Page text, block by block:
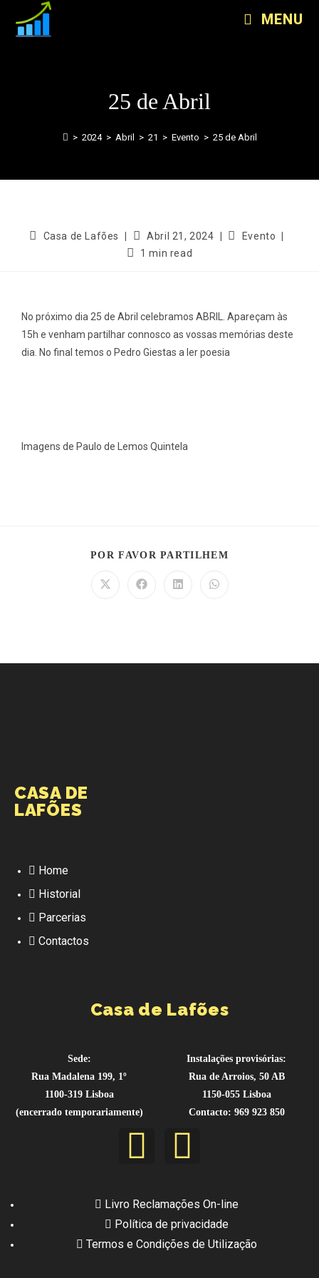
MENU
25 de Abril
> 2024 > Abril > 21 > Evento > 25 de Abril
Casa de Lafões Abril 21, 2024
Evento
1 min read
No próximo dia 25 de Abril celebramos ABRIL. Apareçam às
15h e venham partilhar connosco as vossas memórias deste
dia. No final temos o Pedro Giestas a ler poesia
Imagens de Paulo de Lemos Quintela
POR FAVOR PARTILHEM
CASA DE
LAFÕES
Home
Historial
Parcerias
Contactos
Casa de Lafões
Sede:
Rua Madalena 199, 1º
1100-319 Lisboa
(encerrado temporariamente)
Instalações provisórias:
Rua de Arroios, 50 AB
1150-055 Lisboa
Contacto: 969 923 850
Livro Reclamações On-line
Política de privacidade
Termos e Condições de Utilização